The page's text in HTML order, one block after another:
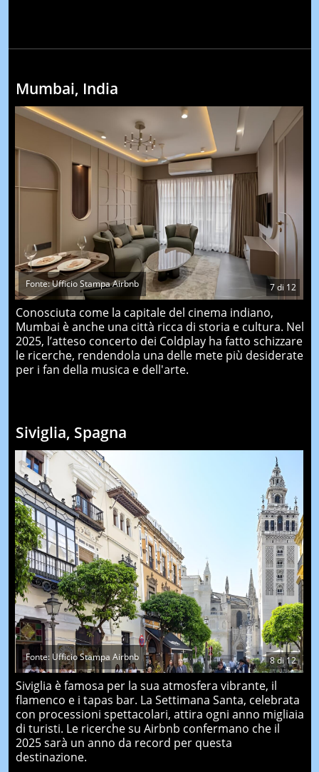
Mumbai, India
7di 12
Fonte: Ufficio Stampa Airbnb
Conosciuta come la capitale del cinema indiano,
Mumbai è anche una città ricca di storia e cultura. Nel
2025, l’atteso concerto dei Coldplay ha fatto schizzare
le ricerche, rendendola una delle mete più desiderate
per i fan della musica e dell'arte.
Siviglia, Spagna
8di12
Fonte: Ufficio Stampa Airbnb
Siviglia è famosa per la sua atmosfera vibrante, il
flamenco e i tapas bar. La Settimana Santa, celebrata
con processioni spettacolari, attira ogni anno migliaia
di turisti. Le ricerche su Airbnb confermano che il
2025 sarà un anno da record per questa
destinazione.